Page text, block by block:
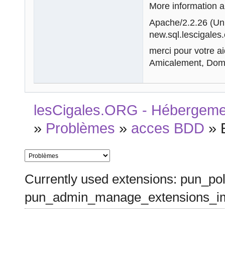
More information
Apache/2.2.26
merci pour votre
Amicalement,
lesCigales.ORG -
» Problèmes » acces BDD »
Currently used extensions: